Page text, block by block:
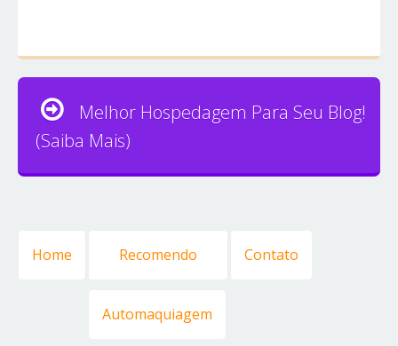
Melhor Hospedagem Para Seu Blog!
(Saiba Mais)
Home Recomendo
Automaquiagem
Contato